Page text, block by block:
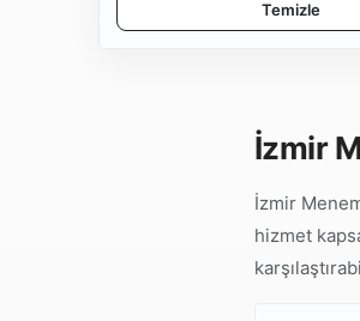
Temizle
İzmir
İzmir
hizmet